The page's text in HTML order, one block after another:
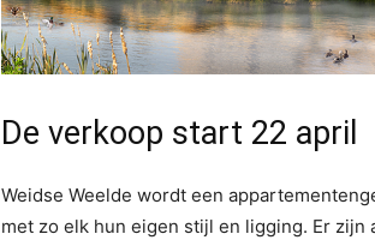
De verkoop start 22 april
Weidse Weelde wordt een
met zo elk hun eigen stijl en ligging. Er zijn